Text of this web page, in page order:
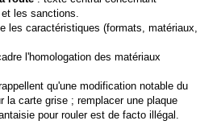
les sanctions.
les caractéristiques (formats, matériaux,
l'homologation des matériaux
qu'une modification notable du
la carte grise ; remplacer une plaque
pour rouler est de facto illégal.